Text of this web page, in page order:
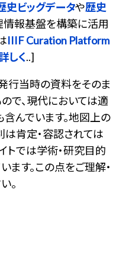
史ビッグデータや歴史
報基盤を構築に活用
IIIF Curation Platform
しく..]
行当時の資料をそのま
で、現代においては適
んでいます。地図上の
肯定・容認されては
トでは学術・研究目的
ます。この点をご理解・
。